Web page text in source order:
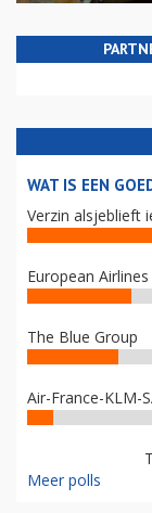
WAT IS EEN
Verzin alsjeblieft
European
The Blue Group
Air-France-KLM-
Meer polls